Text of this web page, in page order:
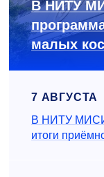
В НИТУ
малых
7 АВГУСТА
В НИТУ
итоги